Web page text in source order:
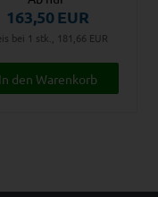
163,50EUR
bei 1 stk., 181,66 EUR